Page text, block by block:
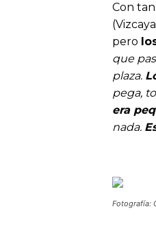
Con
pero
que
plaza.
pega,
era
nada.
Fotografía: